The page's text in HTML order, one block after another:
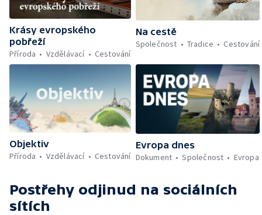
Krásy evropského
pobřeží
Příroda
Vzdělávací Cestování
Na cestě
Společnost
Tradice Cestování
Objektiv
Příroda
Vzdělávací Cestování
Evropa dnes
Dokument
Společnost Evropa
Postřehy odjinud na sociálních
sítích